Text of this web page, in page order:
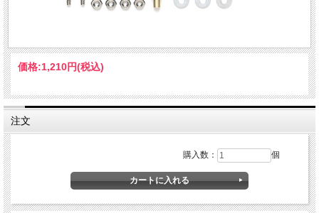
価格:1,210円(税込)
注文
購入数： 個